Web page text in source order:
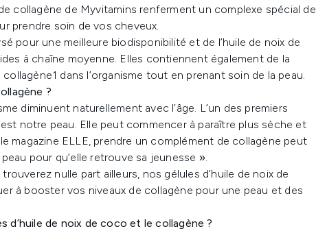
collagène de Myvitamins renferment un complexe spécial de
prendre soin de vos cheveux.
pour une meilleure biodisponibilité et de l’huile de noix de
à chaîne moyenne. Elles contiennent également de la
dans l’organisme tout en prenant soin de la peau.
?
diminuent naturellement avec l’âge. L’un des premiers
notre peau. Elle peut commencer à paraître plus sèche et
magazine ELLE, prendre un complément de collagène peut
pour qu’elle retrouve sa jeunesse ».
nulle part ailleurs, nos gélules d’huile de noix de
à booster vos niveaux de collagène pour une peau et des
d’huile de noix de coco et le collagène ?